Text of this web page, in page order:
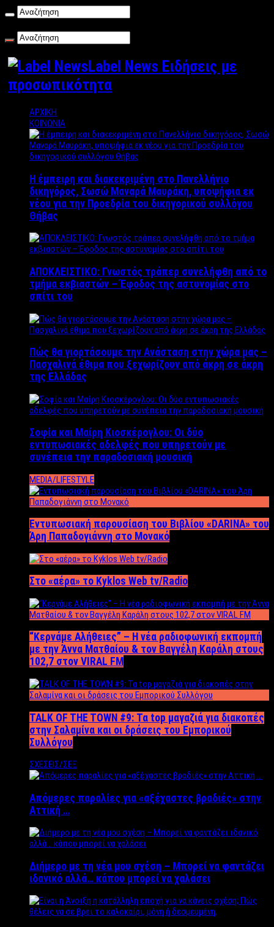
Label News Ειδήσεις με
προσωπικότητα
ΑΡΧΙΚΗ
ΚΟΙΝΩΝΙΑ
Η έμπειρη και διακεκριμένη στο Πανελλήνιο
δικηγόρος, Σωσώ Μαναρά Μαυράκη, υποψήφια εκ
νέου για την Προεδρία του δικηγορικού συλλόγου
Θήβας
ΑΠΟΚΛΕΙΣΤΙΚΟ: Γνωστός τράπερ συνελήφθη από το
τμήμα εκβιαστών – Έφοδος της αστυνομίας στο
σπίτι του
Πώς θα γιορτάσουμε την Ανάσταση στην χώρα μας –
Πασχαλινά έθιμα που ξεχωρίζουν από άκρη σε άκρη
της Ελλάδας
Σοφία και Μαίρη Κιοσκέρογλου: Οι δύο
εντυπωσιακές αδελφές που υπηρετούν με
συνέπεια την παραδοσιακή μουσική
MEDIA/LIFESTYLE
Εντυπωσιακή παρουσίαση του Βιβλίου «DARINA» του
Άρη Παπαδογιάννη στο Μονακό
Στο «αέρα» το Kyklos Web tv/Radio
“Kερνάμε Αλήθειες” – Η νέα ραδιοφωνική εκπομπή
με την Άννα Ματθαίου & τον Βαγγέλη Καράλη στους
102,7 στον VIRAL FM
TALK OF THE TOWN #9: Τα top μαγαζιά για διακοπές
στην Σαλαμίνα και οι δράσεις του Εμπορικού
Συλλόγου
ΣΧΕΣΕΙΣ/ΣΕΞ
Απόμερες παραλίες για «αξέχαστες βραδιές» στην
Αττική …
Διήμερο με τη νέα μου σχέση – Μπορεί να φαντάζει
ιδανικό αλλά… κάπου μπορεί να χαλάσει